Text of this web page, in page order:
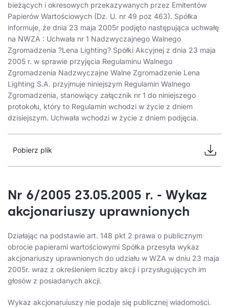
bieżących i okresowych przekazywanych przez Emitentów
Papierów Wartościowych (Dz. U. nr 49 poz 463). Spółka
informuje, że dnia 23 maja 2005r podjęto następująca uchwałę
na NWZA : Uchwała nr 1 Nadzwyczajnego Walnego
Zgromadzenia ?Lena Lighting? Spółki Akcyjnej z dnia 23 maja
2005 r. w sprawie przyjęcia Regulaminu Walnego
Zgromadzenia Nadzwyczajne Walne Zgromadzenie Lena
Lighting S.A. przyjmuje niniejszym Regulamin Walnego
Zgromadzenia, stanowiący załącznik nr 1 do niniejszego
protokołu, który to Regulamin wchodzi w życie z dniem
dzisiejszym. Uchwała wchodzi w życie z dniem podjęcia.
Pobierz plik
Nr 6/2005 23.05.2005 r. - Wykaz
akcjonariuszy uprawnionych
Działając na podstawie art. 148 pkt 2 prawa o publicznym
obrocie papierami wartościowymi Spółka przesyła wykaz
akcjonariuszy uprawnionych do udziału w WZA w dniu 23 maja
2005r. wraz z określeniem liczby akcji i przysługujących im
głosów z posiadanych akcji.
Wykaz akcjonaruiuszy nie podaje się publicznej wiadomości.